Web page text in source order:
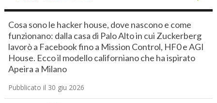
Cosa sono le hacker house, dove nascono e come
funzionano: dalla casa di Palo Alto in cui Zuckerberg
lavorò a Facebook fino a Mission Control, HF0 e AGI
House. Ecco il modello californiano che ha ispirato
Apeira a Milano
Pubblicato il 30 giu 2026